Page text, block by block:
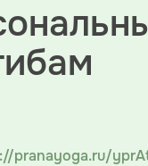
pranayoga.ru/